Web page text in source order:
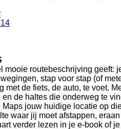
mooie routebeschrijving geeft:
stap voor stap (of
de fiets, de auto, te voet.
de haltes die onderweg te
jouw huidige locatie op
waar jij moet afstappen,
verder lezen in je e-book of je